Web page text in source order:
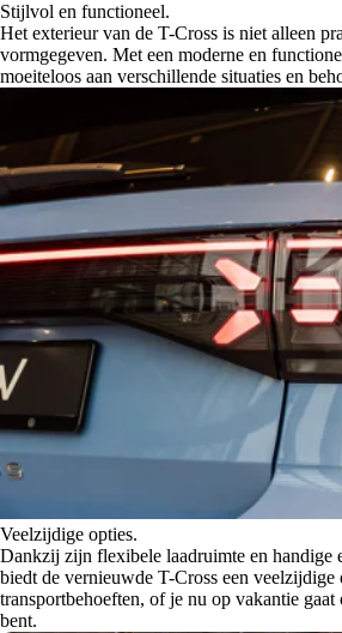
Stijlvol en functioneel.
Het exterieur van de T-Cross is niet alleen
vormgegeven. Met een moderne en
moeiteloos aan verschillende situaties en
Veelzijdige opties.
Dankzij zijn flexibele laadruimte en handige
biedt de vernieuwde T-Cross een
transportbehoeften, of je nu op vakantie
bent.